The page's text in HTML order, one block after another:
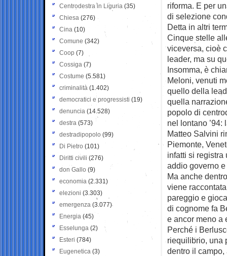
riforma. E per
di selezione
Detta in altri
Cinque stelle
viceversa, cioè
leader, ma su
Insomma, è
Meloni, venuti
quello della
quella
popolo di
nel lontano
Matteo Salvini
Piemonte,
infatti si
addio governo
Ma anche
viene
pareggio e
di cognome fa
e ancor meno a
Perché i
riequilibrio, una
dentro il
Centrodestra in Liguria (35)
Chiesa (276)
Cina (10)
Comune (342)
Coop (7)
Cossiga (7)
Costume (5.581)
criminalità (1.402)
democratici e progressisti (19)
denuncia (14.528)
destra (573)
destradipopolo (99)
Di Pietro (101)
Diritti civili (276)
don Gallo (9)
economia (2.331)
elezioni (3.303)
emergenza (3.077)
Energia (45)
Esselunga (2)
Esteri (784)
Eugenetica (3)